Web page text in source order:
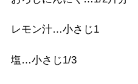
レモン汁…小さじ1
塩…小さじ1/3